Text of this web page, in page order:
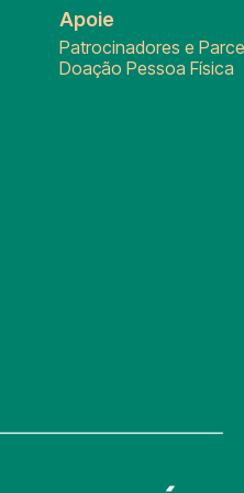
Apoie
Patrocinadores e
Doação Pessoa Física